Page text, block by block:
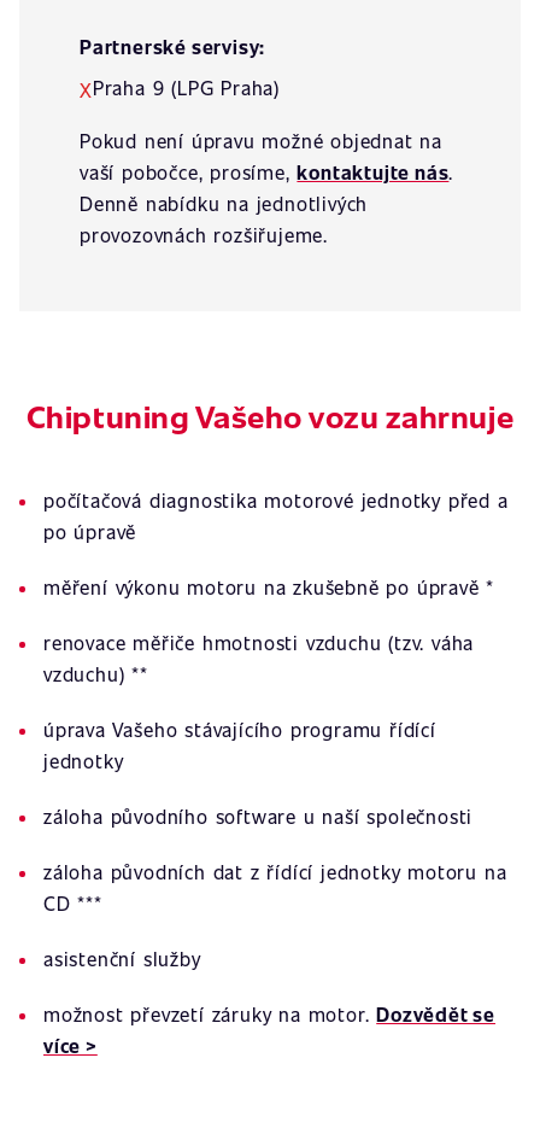
Partnerské servisy:
XPraha 9 (LPG Praha)
Pokud není úpravu možné objednat na
vaší pobočce, prosíme,kontaktujte nás.
Denně nabídku na jednotlivých
provozovnách rozšiřujeme.
Chiptuning Vašeho vozu zahrnuje
počítačová diagnostika motorové jednotky před a
po úpravě
měření výkonu motoru na zkušebně po úpravě *
renovace měřiče hmotnosti vzduchu (tzv. váha
vzduchu) **
úprava Vašeho stávajícího programu řídící
jednotky
záloha původního software u naší společnosti
záloha původních dat z řídící jednotky motoru na
CD ***
asistenční služby
možnost převzetí záruky na motor.Dozvědět se
více >